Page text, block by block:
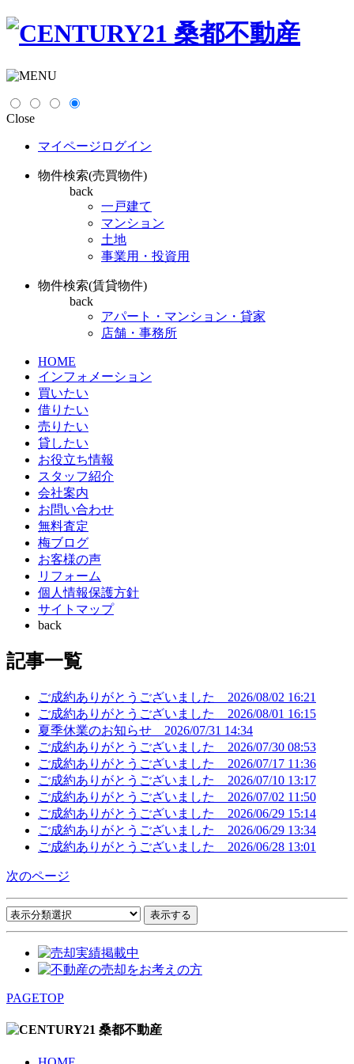
Close
マイページログイン
物件検索(売買物件)
back
一戸建て
マンション
土地
事業用・投資用
物件検索(賃貸物件)
back
アパート・マンション・貸家
店舗・事務所
HOME
インフォメーション
買いたい
借りたい
売りたい
貸したい
お役立ち情報
スタッフ紹介
会社案内
お問い合わせ
無料査定
梅ブログ
お客様の声
リフォーム
個人情報保護方針
サイトマップ
back
記事一覧
ご成約ありがとうございました 2026/08/02 16:21
ご成約ありがとうございました 2026/08/01 16:15
夏季休業のお知らせ 2026/07/31 14:34
ご成約ありがとうございました 2026/07/30 08:53
ご成約ありがとうございました 2026/07/17 11:36
ご成約ありがとうございました 2026/07/10 13:17
ご成約ありがとうございました 2026/07/02 11:50
ご成約ありがとうございました 2026/06/29 15:14
ご成約ありがとうございました 2026/06/29 13:34
ご成約ありがとうございました 2026/06/28 13:01
次のページ
PAGETOP